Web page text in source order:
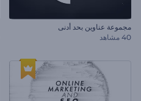
مجموعة عناوين بحد أدنى
40 مشاهد